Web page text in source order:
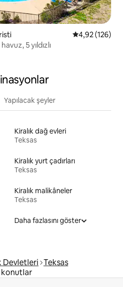
5 üzerinden
4,92 (126)
5 yıldızlı
Yapılacak şeyler
Kiralık dağ evleri
Teksas
Kiralık yurt çadırları
Teksas
Kiralık malikâneler
Teksas
Daha fazlasını göster
Devletleri Teksas
konutlar